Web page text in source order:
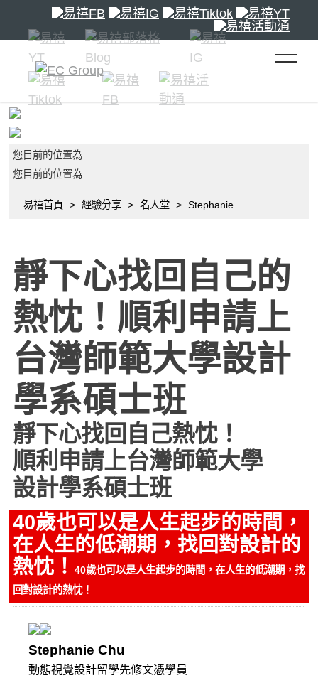
toggle
您目前的位置為 :
您目前的位置為
易禧首頁 經驗分享 名人堂 Stephanie
靜下心找回自己的
熱忱！順利申請上
台灣師範大學設計
學系碩士班
靜下心找回自己熱忱！
順利申請上台灣師範大學
設計學系碩士班
40歲也可以是人生起步的時間，
在人生的低潮期，找回對設計的
熱忱！
40歲也可以是人生起步的時間，在人生的低潮期，找
回對設計的熱忱！
Stephanie Chu
動態視覺設計留學先修文憑學員